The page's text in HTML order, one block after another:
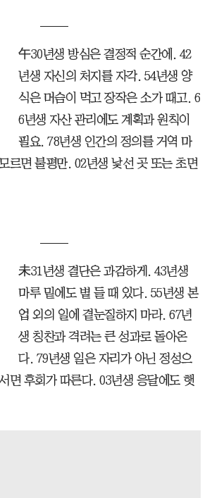
午30년생 방심은 결정적 순간에. 42
년생 자신의 처지를 자각. 54년생 양
식은 머슴이 먹고 장작은 소가 때고. 6
6년생 자산 관리에도 계획과 원칙이
필요. 78년생 인간의 정의를 거역 마
르면 불평만. 02년생 낯선 곳 또는 초면
未31년생 결단은 과감하게. 43년생
마루 밑에도 볕 들 때 있다. 55년생 본
업 외의 일에 곁눈질하지 마라. 67년
생 칭찬과 격려는 큰 성과로 돌아온
다. 79년생 일은 자리가 아닌 정성으
면 후회가 따른다. 03년생 응달에도 햇